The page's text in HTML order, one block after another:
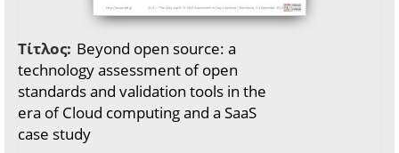
Τίτλος: Beyond open source: a
technology assessment of open
standards and validation tools in the
era of Cloud computing and a SaaS
case study